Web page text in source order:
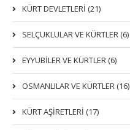
KÜRT DEVLETLERİ (21)
SELÇUKLULAR VE KÜRTLER (6)
EYYUBİLER VE KÜRTLER (6)
OSMANLILAR VE KÜRTLER (16)
KÜRT AŞİRETLERİ (17)